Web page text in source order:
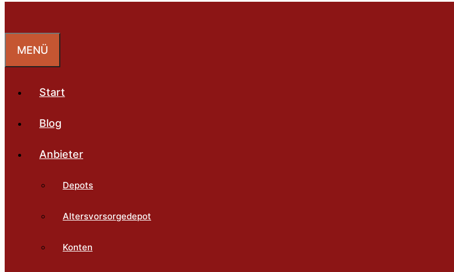
MENÜ
Start
Blog
Anbieter
Depots
Altersvorsorgedepot
Konten